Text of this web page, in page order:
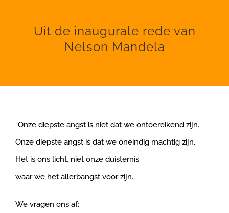
Uit de inaugurale rede van
Nelson Mandela
“Onze diepste angst is niet dat we ontoereikend zijn.
Onze diepste angst is dat we oneindig machtig zijn.
Het is ons licht, niet onze duisternis
waar we het allerbangst voor zijn.
We vragen ons af: